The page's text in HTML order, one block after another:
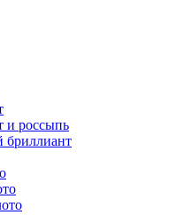
и россыпь